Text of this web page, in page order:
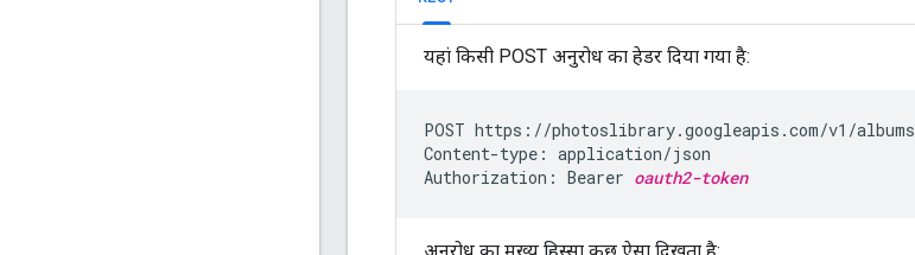
यहां किसी POST अनुरोध का हेडर दिया गया है:
POST https://photoslibrary.googleapis.com/v1/albums
Content-type: application/json
Authorization: Bearer oauth2-token